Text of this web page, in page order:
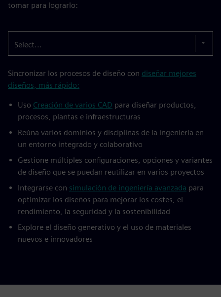
tomar para lograrlo:
Select...
Sincronizar los procesos de diseño con diseñar mejores
diseños, más rápido:
Uso Creación de varios CAD para diseñar productos,
procesos, plantas e infraestructuras
Reúna varios dominios y disciplinas de la ingeniería en
un entorno integrado y colaborativo
Gestione múltiples configuraciones, opciones y variantes
de diseño que se puedan reutilizar en varios proyectos
Integrarse con simulación de ingeniería avanzada para
optimizar los diseños para mejorar los costes, el
rendimiento, la seguridad y la sostenibilidad
Explore el diseño generativo y el uso de materiales
nuevos e innovadores